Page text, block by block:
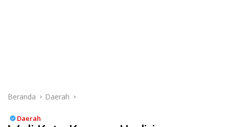
Beranda Daerah
Daerah